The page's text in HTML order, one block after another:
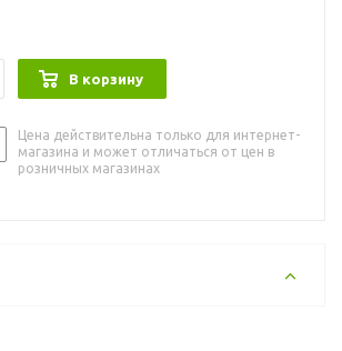
В корзину
Цена действительна только для интернет-
магазина и может отличаться от цен в
розничных магазинах